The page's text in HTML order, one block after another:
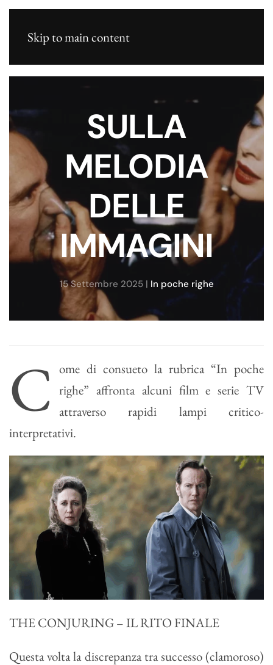
Skip to main content
SULLA
MELODIA
DELLE
IMMAGINI
15 Settembre 2025| In poche righe
C ome di consueto la rubrica “In poche
righe” affronta alcuni film e serie TV
attraverso rapidi lampi critico-
interpretativi.
THE CONJURING – IL RITO FINALE
Questa volta la discrepanza tra successo (clamoroso)